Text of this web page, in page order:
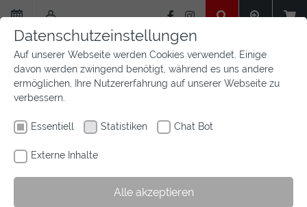
Zum
Hauptinhalt
springen
Datenschutzeinstellungen
Auf unserer Webseite werden Cookies verwendet. Einige
davon werden zwingend benötigt, während es uns andere
ermöglichen, Ihre Nutzererfahrung auf unserer Webseite zu
verbessern.
Essentiell Statistiken Chat Bot
Externe Inhalte
Alle akzeptieren